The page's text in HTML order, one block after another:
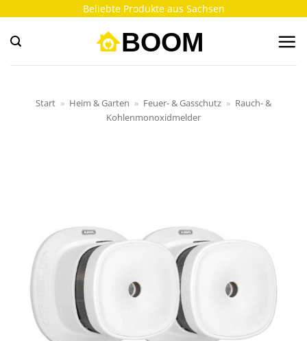
springen
Beliebte Produkte aus Sachsen
Start » Heim & Garten » Feuer- & Gasschutz » Rauch- &
Kohlenmonoxidmelder